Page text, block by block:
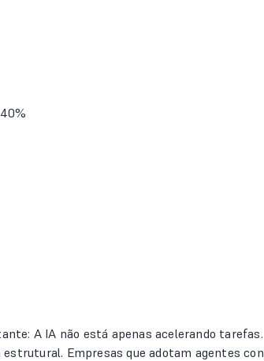
A IA não está apenas acelerando tarefas.
Empresas que adotam agentes